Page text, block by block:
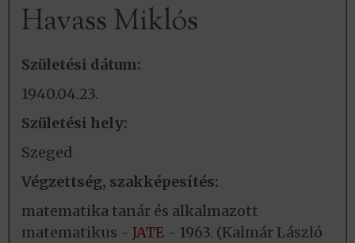
Havass Miklós
Születési dátum:
1940.04.23.
Születési hely:
Szeged
Végzettség, szakképesítés:
matematika tanár és alkalmazott
matematikus - JATE - 1963. (Kalmár László